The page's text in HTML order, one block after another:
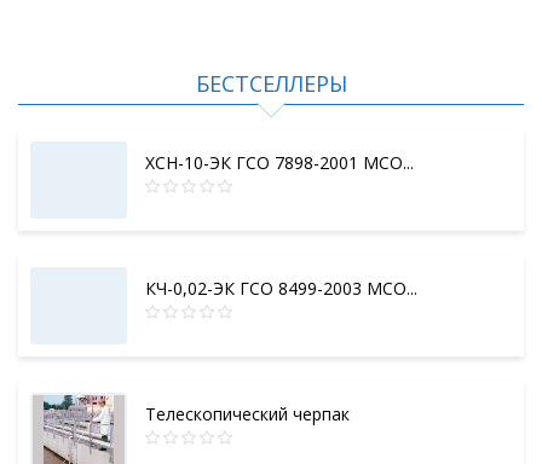
БЕСТСЕЛЛЕРЫ
ХСН-10-ЭК ГСО 7898-2001 МСО...
КЧ-0,02-ЭК ГСО 8499-2003 МСО...
Телескопический черпак